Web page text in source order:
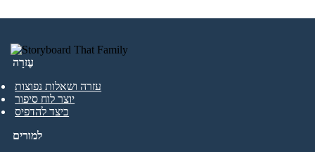
עֶזרָה
עזרה ושאלות נפוצות
יוצר לוח סיפור
כיצד להדפיס
למורים